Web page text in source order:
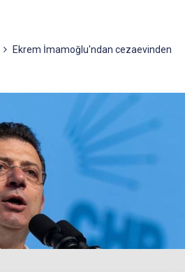
Ekrem İmamoğlu'ndan cezaevinden